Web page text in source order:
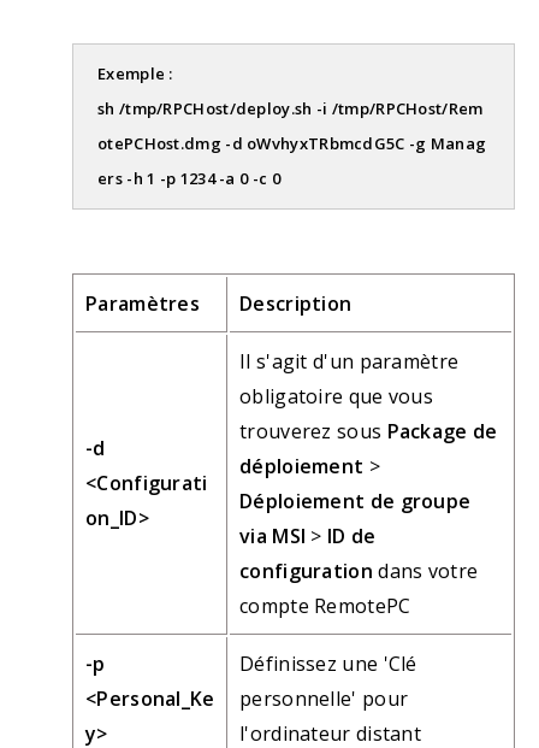
Exemple :
sh /tmp/RPCHost/deploy.sh -i /tmp/RPCHost/Rem
otePCHost.dmg -d oWvhyxTRbmcdG5C -g Manag
ers -h 1 -p 1234 -a 0 -c 0
Paramètres Description
-d
<Configurati
on_ID>
Il s'agit d'un paramètre
obligatoire que vous
trouverez sous Package de
déploiement >
Déploiement de groupe
via MSI > ID de
configuration dans votre
compte RemotePC
-p
<Personal_Ke
y>
Définissez une 'Clé
personnelle' pour
l'ordinateur distant